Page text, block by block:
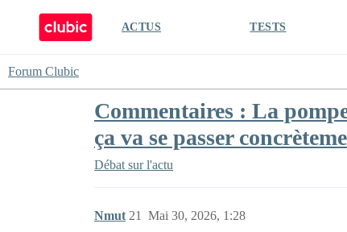
ACTUS TESTS
Forum Clubic
Commentaires : La
ça va se passer
Débat sur l'actu
Nmut Mai 30, 2026, 1:28
21